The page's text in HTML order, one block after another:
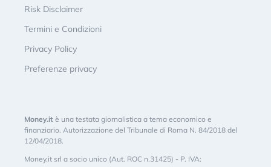
Risk Disclaimer
Termini e Condizioni
Privacy Policy
Preferenze privacy
Money.it è una testata giornalistica a tema economico e
finanziario. Autorizzazione del Tribunale di Roma N. 84/2018 del
12/04/2018.
Money.it srl a socio unico (Aut. ROC n.31425) - P. IVA: